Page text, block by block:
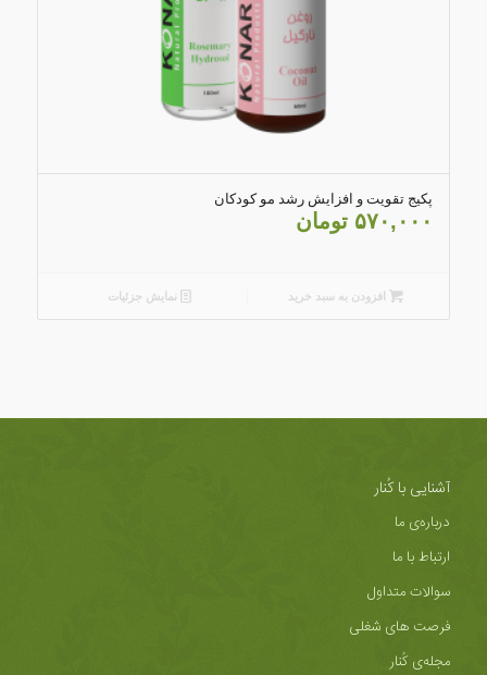
5.00
پکیج تقویت و افزایش رشد مو کودکان
۵۷۰,۰۰۰ تومان
افزودن به سبد خرید نمایش جزئیات
آشنایی با کُنار
درباره‌ی ما
ارتباط با ما
سوالات متداول
فرصت های شغلی
مجله‌ی کُنار